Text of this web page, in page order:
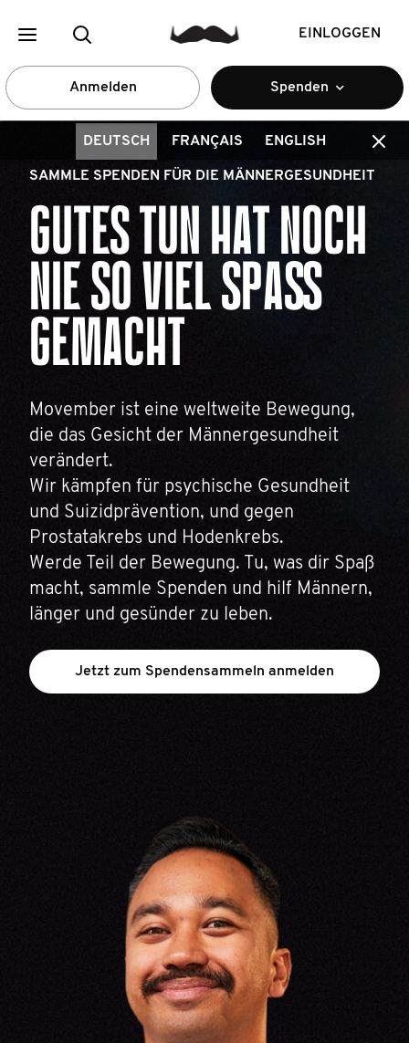
EINLOGGEN
Anmelden Spenden
DEUTSCH FRANÇAIS ENGLISH
SAMMLE SPENDEN FÜR DIE MÄNNERGESUNDHEIT
GUTES TUN HAT NOCH
NIE SO VIEL SPASS G
EMACHT
Movember ist eine weltweite Bewegung,
die das Gesicht der Männergesundheit
verändert.
Wir kämpfen für psychische Gesundheit
und Suizidprävention, und gegen
Prostatakrebs und Hodenkrebs.
Werde Teil der Bewegung. Tu, was dir Spaß
macht, sammle Spenden und hilf Männern,
länger und gesünder zu leben.
Jetzt zum Spendensammeln anmelden